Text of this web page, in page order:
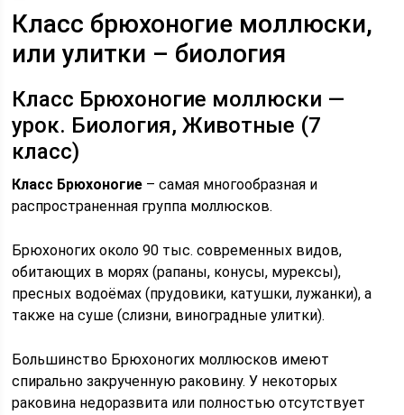
Класс брюхоногие моллюски,
или улитки – биология
Класс Брюхоногие моллюски —
урок. Биология, Животные (7
класс)
Класс Брюхоногие – самая многообразная и
распространенная группа моллюсков.
Брюхоногих около 90 тыс. современных видов,
обитающих в морях (рапаны, конусы, мурексы),
пресных водоёмах (прудовики, катушки, лужанки), а
также на суше (слизни, виноградные улитки).
Большинство Брюхоногих моллюсков имеют
спирально закрученную раковину. У некоторых
раковина недоразвита или полностью отсутствует